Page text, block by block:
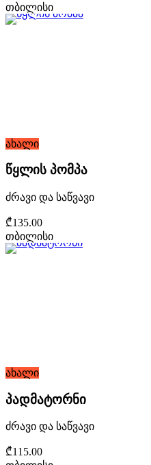
თბილისი
ახალი
წყლის პომპა
ძრავი და საწვავი
₾135.00
თბილისი
ახალი
პადმატორნი
ძრავი და საწვავი
₾115.00